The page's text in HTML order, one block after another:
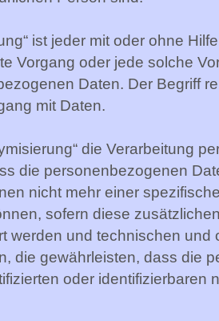
ist jeder mit oder ohne
Vorgang oder jede solche
Daten. Der Begriff
mit Daten.
die Verarbeitung
die personenbezogenen
nicht mehr einer
sofern diese
werden und technischen
die gewährleisten, dass die
oder identifizierbaren